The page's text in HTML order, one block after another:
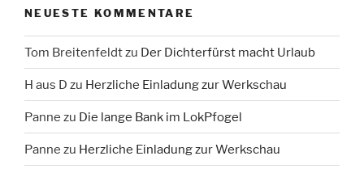
NEUESTE KOMMENTARE
Tom Breitenfeldtzu Der Dichterfürst macht Urlaub
H aus D zu Herzliche Einladung zur Werkschau
Panne zu Die lange Bank im LokPfogel
Panne zu Herzliche Einladung zur Werkschau